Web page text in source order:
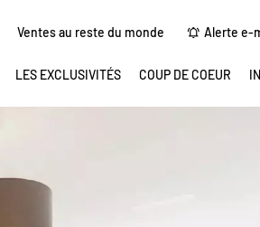
Ventes au reste du monde Alerte e-
LES EXCLUSIVITÉS COUP DE COEUR